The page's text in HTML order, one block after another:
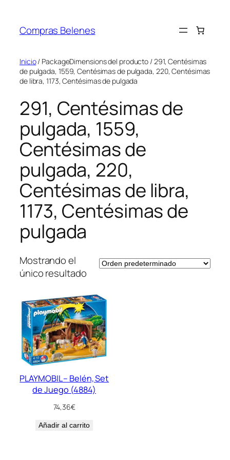
contenido
Compras Belenes
Inicio/ PackageDimensions del producto / 291, Centésimas
de pulgada, 1559, Centésimas de pulgada, 220, Centésimas
de libra, 1173, Centésimas de pulgada
291, Centésimas de
pulgada, 1559,
Centésimas de
pulgada, 220,
Centésimas de libra,
1173, Centésimas de
pulgada
Mostrando el
único resultado
PLAYMOBIL – Belén, Set
de Juego (4884)
74,36€
Añadir al carrito